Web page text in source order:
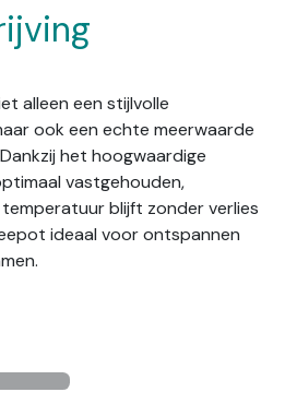
alleen een stijlvolle
ook een echte meerwaarde
het hoogwaardige
vastgehouden,
blijft zonder verlies
ideaal voor ontspannen